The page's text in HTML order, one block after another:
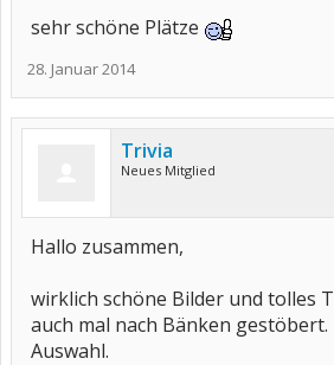
sehr schöne Plätze
28. Januar 2014
Trivia
Neues Mitglied
Hallo zusammen,
wirklich schöne Bilder und tolles
auch mal nach Bänken gestöbert.
Auswahl.